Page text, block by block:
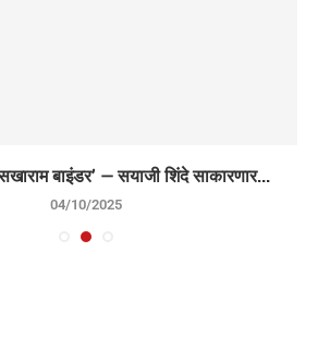
बाइंडर’ — सयाजी शिंदे साकारणार...
04/10/2025